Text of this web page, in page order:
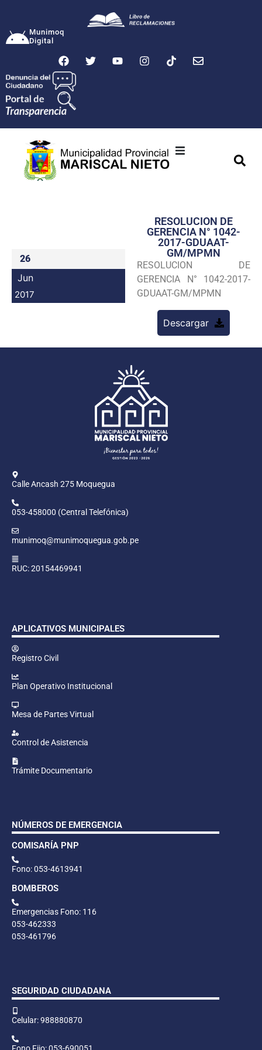
Munimoq
Digital
Transparencia
Seguridad
Programas
26
Jun
2017
RESOLUCION DE
GERENCIA N° 1042-
2017-GDUAAT-
GM/MPMN
RESOLUCION DE
GERENCIA N° 1042-2017-
GDUAAT-GM/MPMN
Descargar
Calle Ancash 275 Moquegua
053-458000 (Central Telefónica)
munimoq@munimoquegua.gob.pe
RUC: 20154469941
APLICATIVOS MUNICIPALES
Registro Civil
Plan Operativo Institucional
Mesa de Partes Virtual
Control de Asistencia
Trámite Documentario
NÚMEROS DE EMERGENCIA
COMISARÍA PNP
Fono: 053-4613941
BOMBEROS
Emergencias Fono: 116
053-462333
053-461796
SEGURIDAD CIUDADANA
Celular: 988880870
Fono Fijo: 053-690051